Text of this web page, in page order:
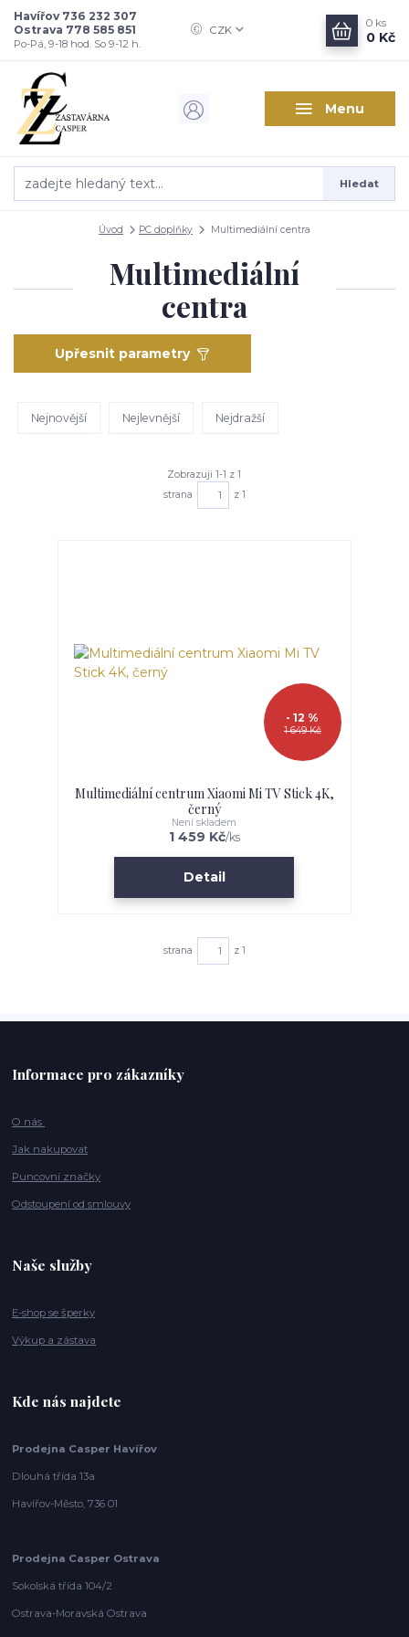
Menu
CZK
Hledat
Havířov 736 232 307
Ostrava 778 585 851
Po-Pá, 9-18 hod. So 9-12 h.
0 ks
0 Kč
Úvod PC doplňky Multimediální centra
Multimediální
centra
Upřesnit parametry
Nejnovější Nejlevnější Nejdražší
Zobrazuji 1-1 z 1
strana
z 1
1 649 Kč
- 12 %
Multimediální centrum Xiaomi Mi TV Stick 4K,
černý
1 459 Kč/ks
Není skladem
Detail
strana z 1
Informace pro zákazníky
O nás
Jak nakupovat
Puncovní značky
Odstoupení od smlouvy
Naše služby
E-shop se šperky
Výkup a zástava
Kde nás najdete
Prodejna Casper Havířov
Dlouhá třída 13a
Havířov-Město, 736 01
Prodejna Casper Ostrava
Sokolská třída 104/2
Ostrava-Moravská Ostrava